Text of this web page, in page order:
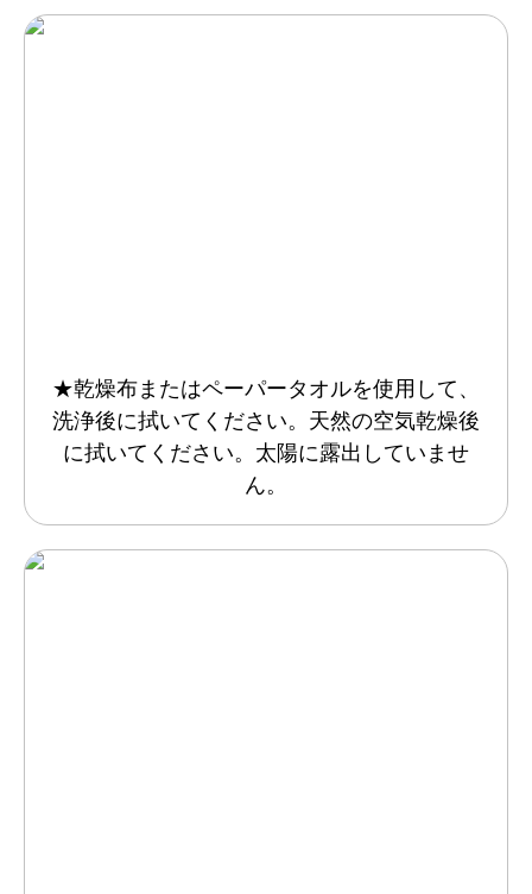
★乾燥布またはペーパータオルを使用して、
洗浄後に拭いてください。天然の空気乾燥後
に拭いてください。太陽に露出していませ
ん。